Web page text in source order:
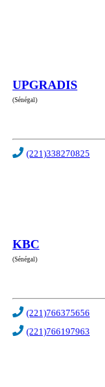
UPGRADIS
(Sénégal)
(221)338270825
KBC
(Sénégal)
(221)766375656
(221)766197963